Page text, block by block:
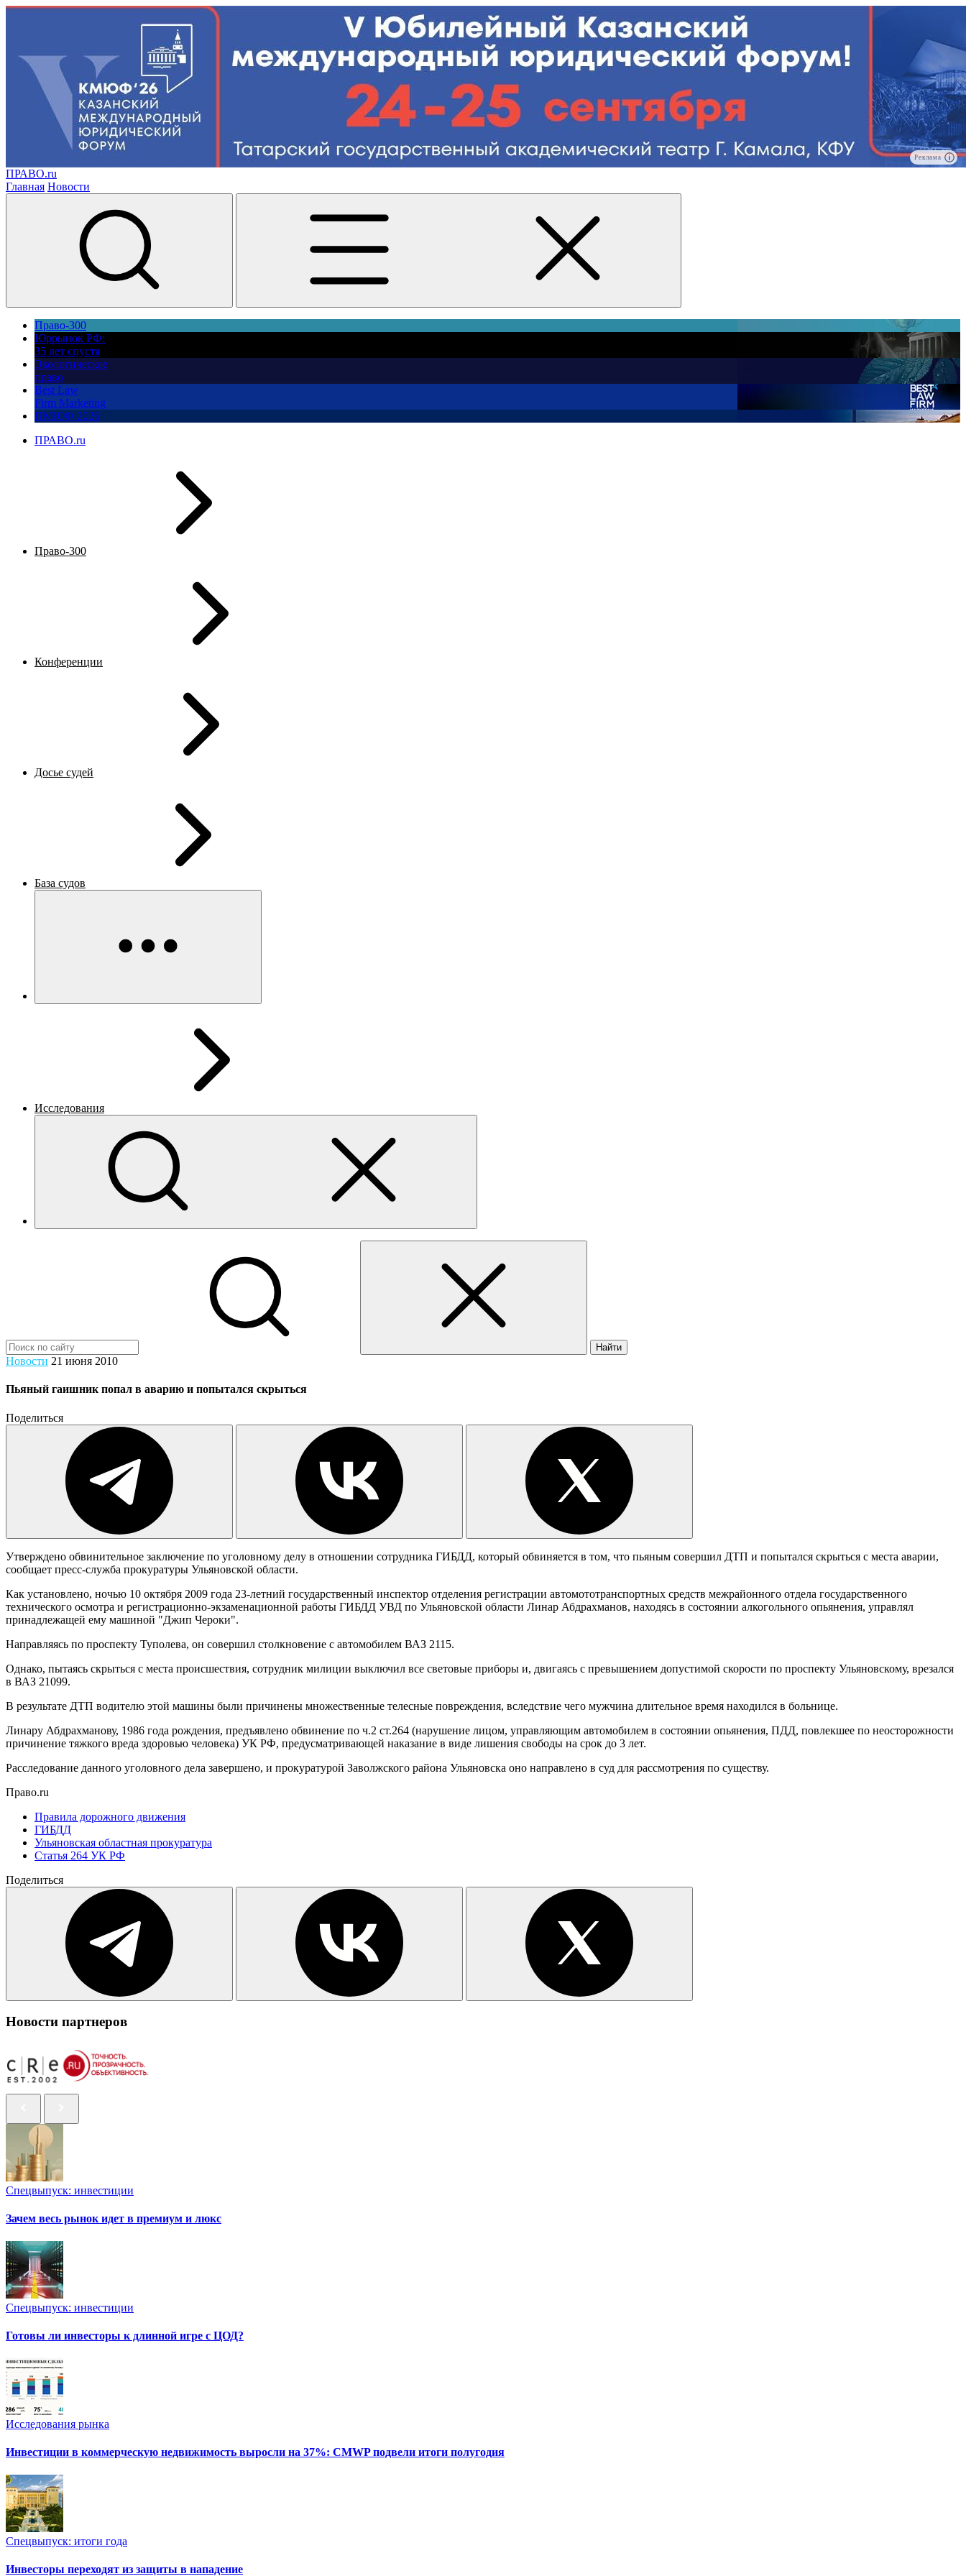
Реклама
ПРАВО.ru
Главная Новости
Право-300
Юррынок РФ:
35 лет спустя
Экологическое
право
Best Law
Firm Marketing
ПМЮФ 2026
ПРАВО.ru
Право-300
Конференции
Досье судей
База судов
Исследования
Найти
Новости 21 июня 2010
Пьяный гаишник попал в аварию и попытался скрыться
Поделиться
Утверждено обвинительное заключение по уголовному делу в отношении сотрудника ГИБДД, который обвиняется в том, что пьяным совершил ДТП и попытался скрыться с места аварии,
сообщает пресс-служба прокуратуры Ульяновской области.
Как установлено, ночью 10 октября 2009 года 23-летний государственный инспектор отделения регистрации автомототранспортных средств межрайонного отдела государственного
технического осмотра и регистрационно-экзаменационной работы ГИБДД УВД по Ульяновской области Линар Абдрахманов, находясь в состоянии алкогольного опьянения, управлял
принадлежащей ему машиной "Джип Чероки".
Направляясь по проспекту Туполева, он совершил столкновение с автомобилем ВАЗ 2115.
Однако, пытаясь скрыться с места происшествия, сотрудник милиции выключил все световые приборы и, двигаясь с превышением допустимой скорости по проспекту Ульяновскому, врезался
в ВАЗ 21099.
В результате ДТП водителю этой машины были причинены множественные телесные повреждения, вследствие чего мужчина длительное время находился в больнице.
Линару Абдрахманову, 1986 года рождения, предъявлено обвинение по ч.2 ст.264 (нарушение лицом, управляющим автомобилем в состоянии опьянения, ПДД, повлекшее по неосторожности
причинение тяжкого вреда здоровью человека) УК РФ, предусматривающей наказание в виде лишения свободы на срок до 3 лет.
Расследование данного уголовного дела завершено, и прокуратурой Заволжского района Ульяновска оно направлено в суд для рассмотрения по существу.
Право.ru
Правила дорожного движения
ГИБДД
Ульяновская областная прокуратура
Статья 264 УК РФ
Поделиться
Новости партнеров
Спецвыпуск: инвестиции
Зачем весь рынок идет в премиум и люкс
Спецвыпуск: инвестиции
Готовы ли инвесторы к длинной игре с ЦОД?
Исследования рынка
Инвестиции в коммерческую недвижимость выросли на 37%: CMWP подвели итоги полугодия
Спецвыпуск: итоги года
Инвесторы переходят из защиты в нападение